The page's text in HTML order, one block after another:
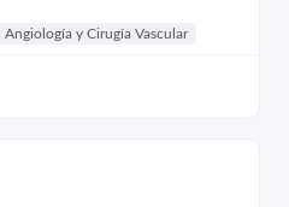
Angiología y Cirugía Vascular